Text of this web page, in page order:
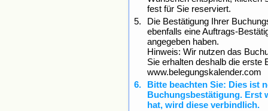
fest für Sie reserviert.
Die Bestätigung Ihrer
ebenfalls eine Auftrags-
angegeben haben.
Hinweis: Wir nutzen das
Sie erhalten deshalb die erste
www.belegungskalender.com
Bitte beachten Sie: Dies ist
Buchungsbestätigung. Erst
hat, wird diese verbindlich.